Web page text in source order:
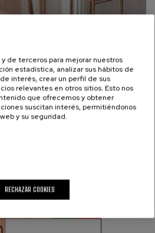
BELLAS
Arizti
de terceros para mejorar nuestros
estadística, analizar sus hábitos de
interés, crear un perfil de sus
relevantes en otros sitios. Esto nos
que ofrecemos y obtener
suscitan interés, permitiéndonos
y su seguridad.
RECHAZAR COOKIES